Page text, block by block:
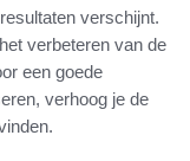
verschijnt.
verbeteren van de
een goede
verhoog je de